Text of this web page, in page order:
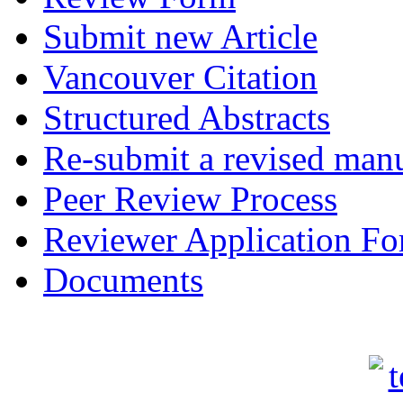
Submit new Article
Vancouver Citation
Structured Abstracts
Re-submit a revised
Peer Review Process
Reviewer Application
Documents